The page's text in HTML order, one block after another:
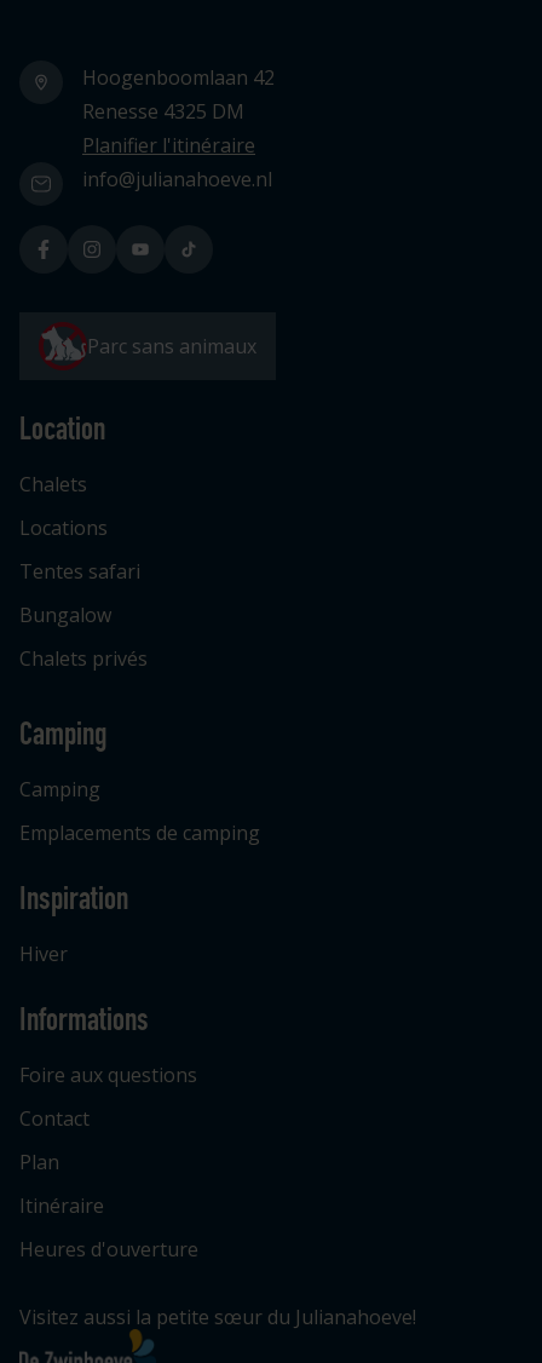
Hoogenboomlaan 42
Renesse 4325 DM
Planifier l'itinéraire
info@julianahoeve.nl
Parc sans animaux
Location
Chalets
Locations
Tentes safari
Bungalow
Chalets privés
Camping
Camping
Emplacements de camping
Inspiration
Hiver
Informations
Foire aux questions
Contact
Plan
Itinéraire
Heures d'ouverture
Visitez aussi la petite sœur du Julianahoeve!